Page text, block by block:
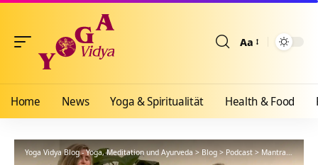
Aa
Home News Yoga & Spiritualität Health & Food
Yoga Vidya Blog - Yoga, Meditation und Ayurveda>Blog> Podcast>Mantra>